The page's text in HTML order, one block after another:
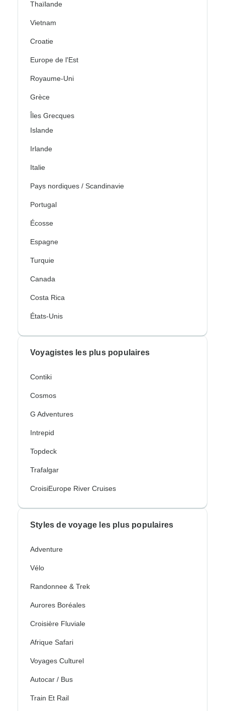
Thaïlande
Vietnam
Croatie
Europe de l'Est
Royaume-Uni
Grèce
Îles Grecques
Islande
Irlande
Italie
Pays nordiques / Scandinavie
Portugal
Écosse
Espagne
Turquie
Canada
Costa Rica
États-Unis
Voyagistes les plus populaires
Contiki
Cosmos
G Adventures
Intrepid
Topdeck
Trafalgar
CroisiEurope River Cruises
Styles de voyage les plus populaires
Adventure
Vélo
Randonnee & Trek
Aurores Boréales
Croisière Fluviale
Afrique Safari
Voyages Culturel
Autocar / Bus
Train Et Rail